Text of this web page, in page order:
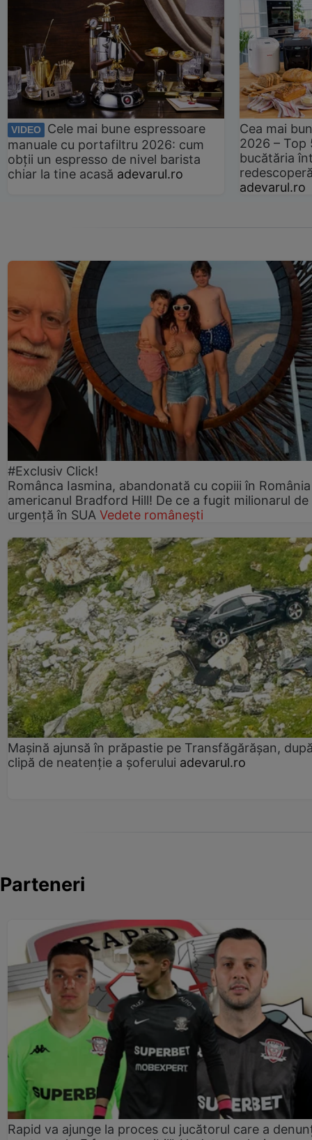
VIDEO
Cele mai bune espressoare
manuale cu portafiltru 2026: cum
obții un espresso de nivel barista
chiar la tine acasă adevarul.ro
Cea mai
2026 –
bucătăria
adevarul.ro
#Exclusiv Click!
Românca Iasmina, abandonată cu copiii în
americanul Bradford Hill! De ce a fugit milionarul de
urgență în SUA Vedete românești
Mașină ajunsă în prăpastie pe Transfăgărășan,
clipă de neatenție a șoferului adevarul.ro
Parteneri
Rapid va ajunge la proces cu jucătorul care a